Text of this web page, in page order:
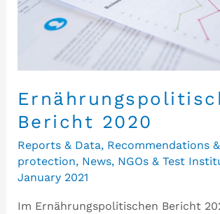
Bericht 2020
Reports & Data, Recommendations
protection, News, NGOs & Test
January 2021
Im Ernährungspolitischen Bericht